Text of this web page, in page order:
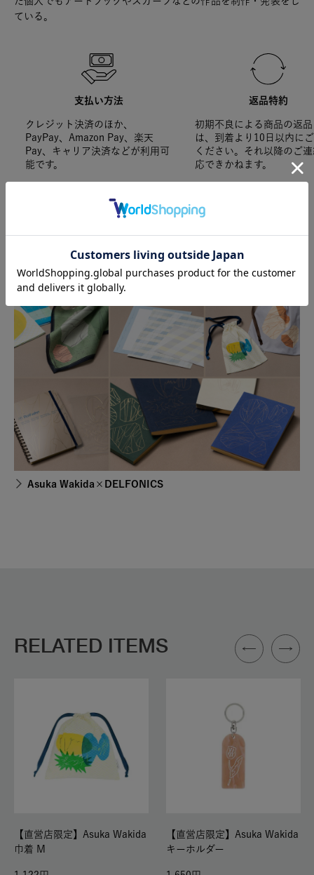
ている。
支払い方法
クレジット決済のほか、
PayPay、Amazon Pay、楽天
Pay、キャリア決済などが利用可
能です。
返品特約
初期不良による商品の返
は、到着より10日以内に
ください。それ以降のご
応できかねます。
SPECIAL FEATURE
Asuka Wakida×DELFONICS
RELATED ITEMS
【直営店限定】Asuka Wakida
巾着 M
【直営店限定】Asuka Wakida
キーホルダー